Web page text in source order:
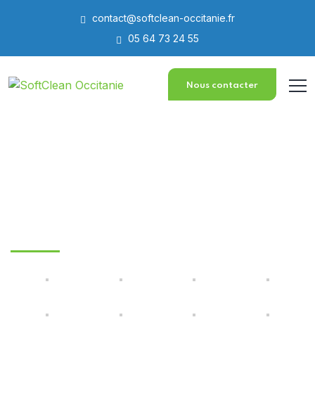
contact@softclean-occitanie.fr
05 64 73 24 55
Nous contacter